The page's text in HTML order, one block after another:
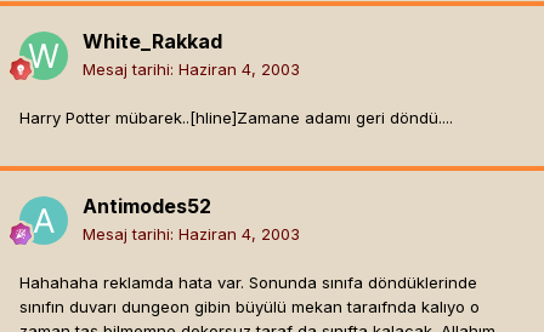
White_Rakkad
Mesaj tarihi: Haziran 4, 2003
Harry Potter mübarek..[hline]Zamane adamı geri döndü....
Antimodes52
Mesaj tarihi: Haziran 4, 2003
Hahahaha reklamda hata var. Sonunda sınıfa döndüklerinde
sınıfın duvarı dungeon gibin büyülü mekan taraıfnda kalıyo o